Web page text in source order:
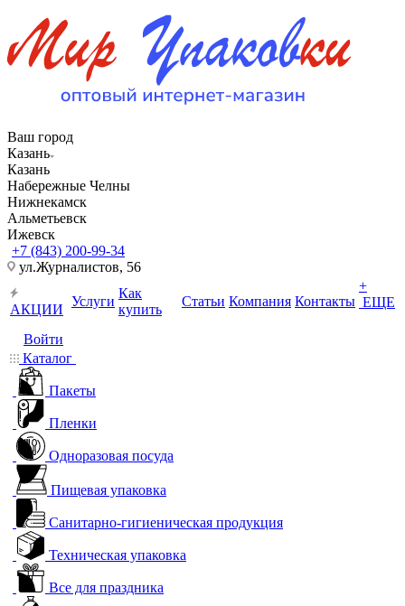
Ваш город
Казань
Казань
Набережные Челны
Нижнекамск
Альметьевск
Ижевск
+7 (843) 200-99-34
ул.Журналистов, 56
АКЦИИ
Услуги
Как
купить
Статьи Компания Контакты
+
ЕЩЕ
Войти
Каталог
Пакеты
Пленки
Одноразовая посуда
Пищевая упаковка
Санитарно-гигиеническая продукция
Техническая упаковка
Все для праздника